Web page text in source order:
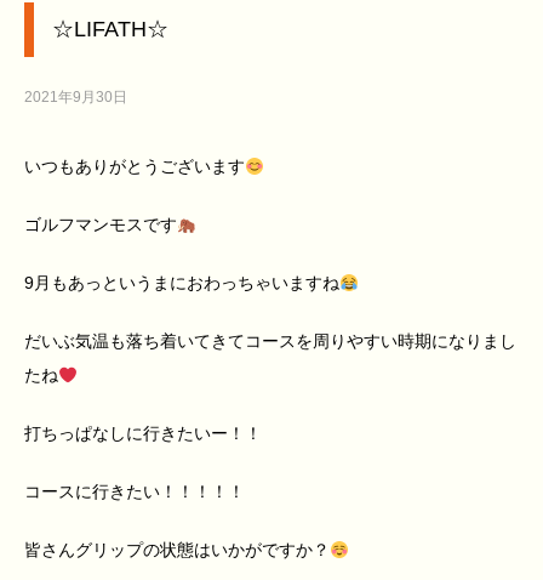
☆LIFATH☆
2021年9月30日
いつもありがとうございます
ゴルフマンモスです
9月もあっというまにおわっちゃいますね
だいぶ気温も落ち着いてきてコースを周りやすい時期になりまし
たね
打ちっぱなしに行きたいー！！
コースに行きたい！！！！！
皆さんグリップの状態はいかがですか？